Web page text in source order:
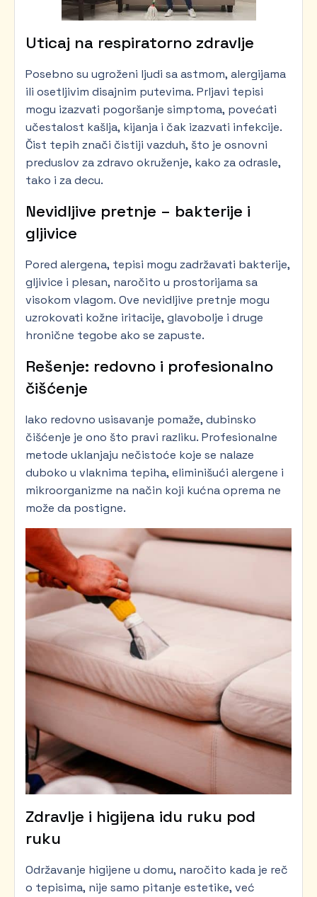
Uticaj na respiratorno zdravlje
Posebno su ugroženi ljudi sa astmom, alergijama
ili osetljivim disajnim putevima. Prljavi tepisi
mogu izazvati pogoršanje simptoma, povećati
učestalost kašlja, kijanja i čak izazvati infekcije.
Čist tepih znači čistiji vazduh, što je osnovni
preduslov za zdravo okruženje, kako za odrasle,
tako i za decu.
Nevidljive pretnje – bakterije i
gljivice
Pored alergena, tepisi mogu zadržavati bakterije,
gljivice i plesan, naročito u prostorijama sa
visokom vlagom. Ove nevidljive pretnje mogu
uzrokovati kožne iritacije, glavobolje i druge
hronične tegobe ako se zapuste.
Rešenje: redovno i profesionalno
čišćenje
Iako redovno usisavanje pomaže, dubinsko
čišćenje je ono što pravi razliku. Profesionalne
metode uklanjaju nečistoće koje se nalaze
duboko u vlaknima tepiha, eliminišući alergene i
mikroorganizme na način koji kućna oprema ne
može da postigne.
Zdravlje i higijena idu ruku pod
ruku
Održavanje higijene u domu, naročito kada je reč
o tepisima, nije samo pitanje estetike, već